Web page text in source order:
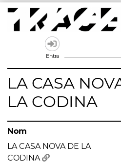
Skip
content
Un mapa de la memòria
Entra
LA CASA
LA CODINA
Nom
LA CASA NOVA DE LA
CODINA